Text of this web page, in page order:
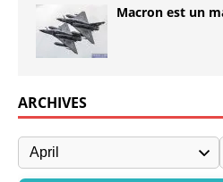
Macron est un
ARCHIVES